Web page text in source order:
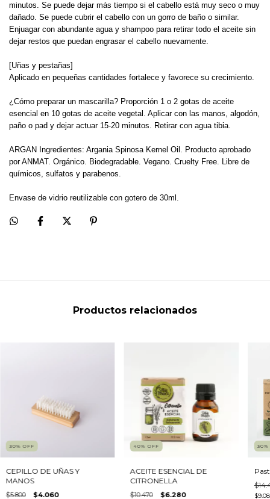
minutos. Se puede dejar más tiempo si el cabello está muy seco o muy
dañado. Se puede cubrir el cabello con un gorro de baño o similar.
Enjuagar con abundante agua y shampoo para retirar todo el aceite sin
dejar restos que puedan engrasar el cabello nuevamente.
[Uñas y pestañas]
Aplicado en pequeñas cantidades fortalece y favorece su crecimiento.
¿Cómo preparar un mascarilla? Proporción 1 o 2 gotas de aceite
esencial en 10 gotas de aceite vegetal. Aplicar con las manos, algodón,
paño o pad y dejar actuar 15-20 minutos. Retirar con agua tibia.
ARGAN Ingredientes: Argania Spinosa Kernel Oil. Producto aprobado
por ANMAT. Orgánico. Biodegradable. Vegano. Cruelty Free. Libre de
químicos, sulfatos y parabenos.
Envase de vidrio reutilizable con gotero de 30ml.
Productos relacionados
30%OFF
CEPILLO DE UÑAS Y
MANOS
$5.800 $4.060
40%OFF
ACEITE ESENCIAL DE
CITRONELLA
$10.470 $6.280
30